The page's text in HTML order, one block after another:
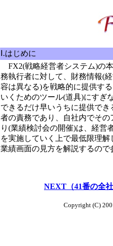
Ⅰ.はじめに
FX2(戦略経営者システム)の
務執行者に対して、財務情報(
容は異なる)を戦略的に提供す
いくためのツール(道具)にすぎ
できるだけ早いうちに提供で
者の責務であり、自社内でそ
り(業績検討会の開催)は、経営
を実施していく上で最低限理
業績画面の見方を解説するので
NEXT（41番の全
Copyright (C)